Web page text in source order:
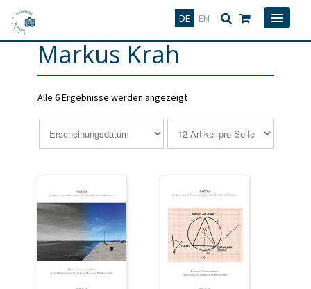
DE EN
Deutsch
Markus Krah
Alle 6 Ergebnisse werden angezeigt